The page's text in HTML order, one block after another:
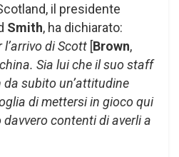
il presidente
Smith, ha dichiarato:
di Scott [Brown,
Sia lui che il suo staff
subito un’attitudine
di mettersi in gioco qui
contenti di averli a